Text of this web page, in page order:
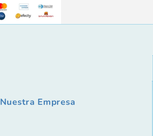
Nuestra Empresa